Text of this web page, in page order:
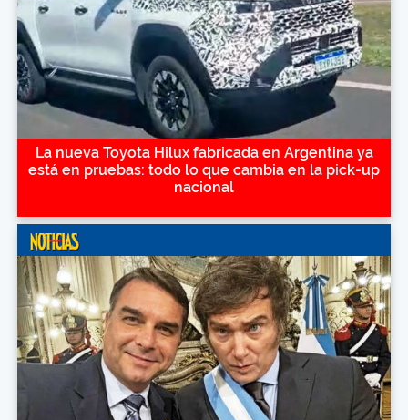
La nueva Toyota Hilux fabricada en Argentina ya
está en pruebas: todo lo que cambia en la pick-up
nacional